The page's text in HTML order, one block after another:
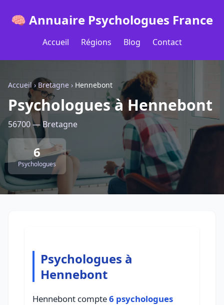
🧠 Annuaire Psychologues France
Accueil Régions Blog Contact
Accueil› Bretagne › Hennebont
Psychologues à Hennebont
56700 — Bretagne
6
Psychologues
Psychologues à
Hennebont
Hennebont compte6 psychologues